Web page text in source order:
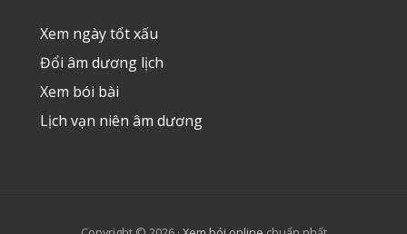
Xem ngày tốt xấu
Đổi âm dương lịch
Xem bói bài
Lịch vạn niên âm dương